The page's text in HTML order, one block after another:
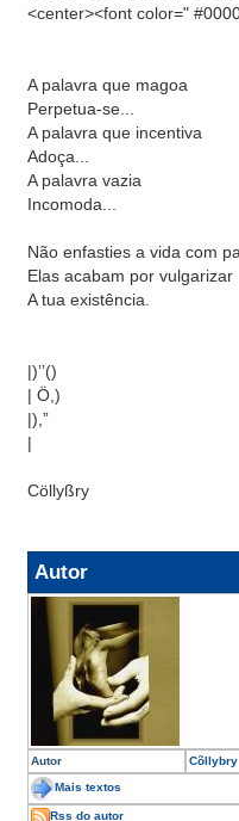
<center><font color="
A palavra que magoa
Perpetua-se...
A palavra que incentiva
Adoça...
A palavra vazia
Incomoda...
Não enfasties a vida com
Elas acabam por vulgarizar
A tua existência.
|)’’()
| Ö,)
|),”
|
Cöllyßry
Autor
Autor Cõllybry
Mais textos
Rss do autor